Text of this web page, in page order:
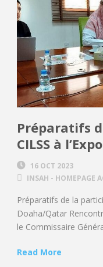
Préparatifs
CILSS à
16 OCT 2023
INSAH - HOMEPAGE
Préparatifs de la
Doaha/Qatar
le Commissaire
Read More